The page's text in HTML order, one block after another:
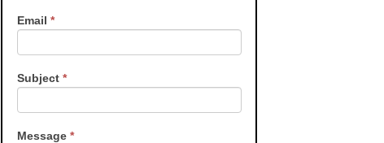
Email *
Subject *
Message *